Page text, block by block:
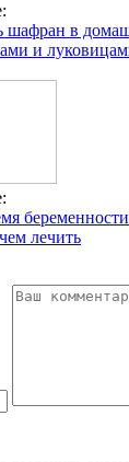
шафран в
и
лечить